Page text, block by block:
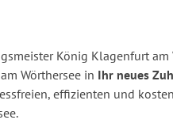
König Klagenfurt
Wörthersee in Ihr neues
effizienten und